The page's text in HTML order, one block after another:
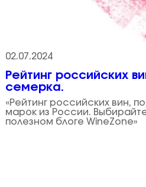
02.07.2024
Рейтинг российских
семерка.
«Рейтинг российских вин,
марок из России.
полезном блоге WineZone»